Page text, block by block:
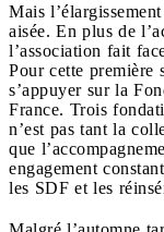
Mais
aisée. En plus de
l’association fait
Pour cette première
s’appuyer sur la
France. Trois
n’est pas tant la
que
engagement
les SDF et les